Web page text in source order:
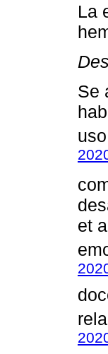
La
Se
et